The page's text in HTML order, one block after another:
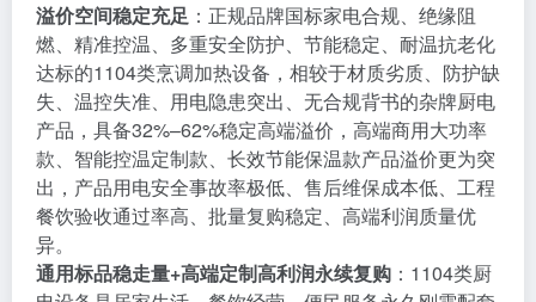
溢价空间稳定充足 ：正规品牌国标家电合规、绝缘阻
燃、精准控温、多重安全防护、节能稳定、耐温抗老化
达标的1104类烹调加热设备，相较于材质劣质、防护缺
失、温控失准、用电隐患突出、无合规背书的杂牌厨电
产品，具备32%–62%稳定高端溢价，高端商用大功率
款、智能控温定制款、长效节能保温款产品溢价更为突
出，产品用电安全事故率极低、售后维保成本低、工程
餐饮验收通过率高、批量复购稳定、高端利润质量优
异。
通用标品稳走量+高端定制高利润永续复购 ：1104类厨